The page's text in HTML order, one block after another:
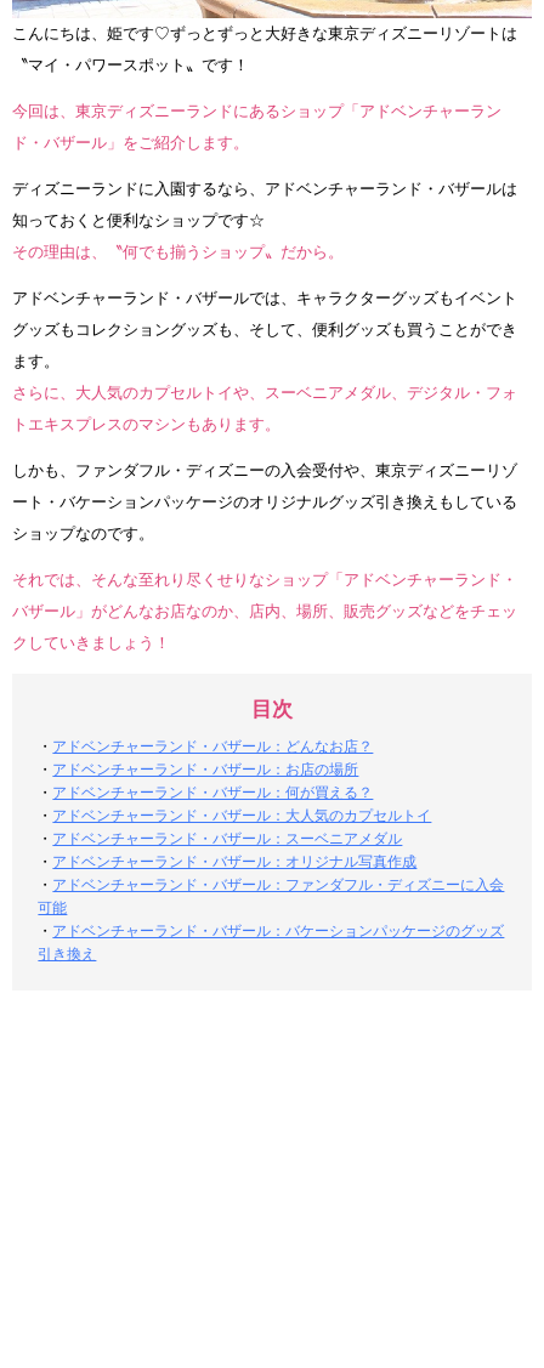
こんにちは、姫です♡ずっとずっと大好きな東京ディズニーリゾートは
〝マイ・パワースポット〟です！
今回は、東京ディズニーランドにあるショップ「アドベンチャーラン
ド・バザール」をご紹介します。
ディズニーランドに入園するなら、アドベンチャーランド・バザールは
知っておくと便利なショップです☆
その理由は、〝何でも揃うショップ〟だから。
アドベンチャーランド・バザールでは、キャラクターグッズもイベント
グッズもコレクショングッズも、そして、便利グッズも買うことができ
ます。
さらに、大人気のカプセルトイや、スーベニアメダル、デジタル・フォ
トエキスプレスのマシンもあります。
しかも、ファンダフル・ディズニーの入会受付や、東京ディズニーリゾ
ート・バケーションパッケージのオリジナルグッズ引き換えもしている
ショップなのです。
それでは、そんな至れり尽くせりなショップ「アドベンチャーランド・
バザール」がどんなお店なのか、店内、場所、販売グッズなどをチェッ
クしていきましょう！
目次
・ アドベンチャーランド・バザール：どんなお店？
・ アドベンチャーランド・バザール：お店の場所
・ アドベンチャーランド・バザール：何が買える？
・ アドベンチャーランド・バザール：大人気のカプセルトイ
・ アドベンチャーランド・バザール：スーベニアメダル
・ アドベンチャーランド・バザール：オリジナル写真作成
・ アドベンチャーランド・バザール：ファンダフル・ディズニーに入会
可能
・ アドベンチャーランド・バザール：バケーションパッケージのグッズ
引き換え